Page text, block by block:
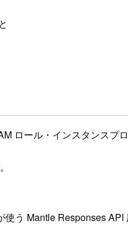
ロール・インスタンスプ
う Mantle Responses API